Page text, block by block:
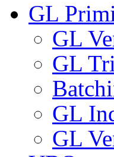
GL
GL
GL
GL
GL